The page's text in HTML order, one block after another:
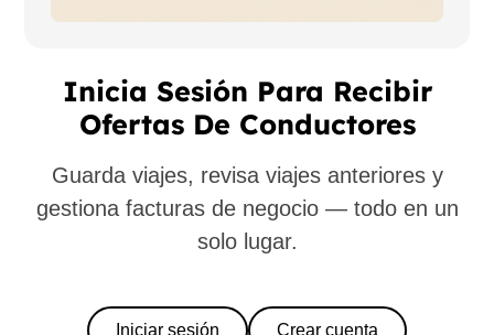
Inicia Sesión Para Recibir
Ofertas De Conductores
Guarda viajes, revisa viajes anteriores y
gestiona facturas de negocio — todo en un
solo lugar.
Iniciar sesión Crear cuenta